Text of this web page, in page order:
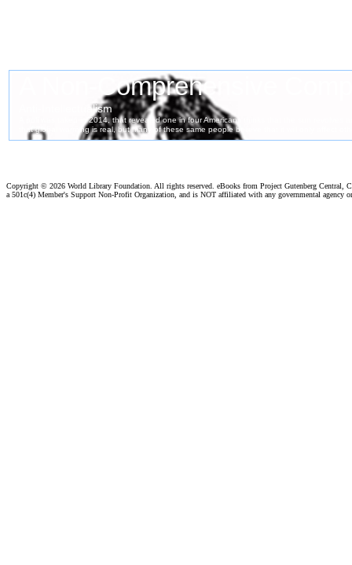
Copyright © 2026 World Library Foundation. All rights reserved. eBooks from Project Gutenberg Central,
a 501c(4) Member's Support Non-Profit Organization, and is NOT affiliated with any governmental agency